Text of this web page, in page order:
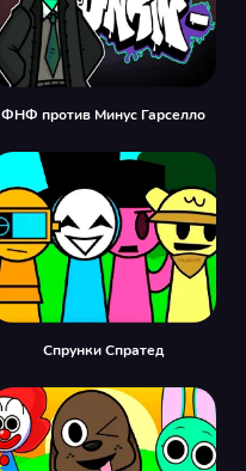
ФНФ против Минус Гарселло
Спрунки Спратед